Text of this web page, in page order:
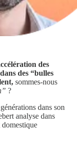
des
des “bulles
sommes-nous
?
dans son
analyse dans